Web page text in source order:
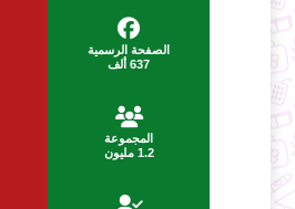
الصفحة الرسمية
637 ألف
المجموعة
1.2 مليون